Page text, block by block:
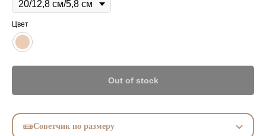
Цвет
Out of stock
Советчик по размеру